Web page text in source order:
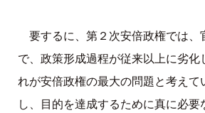
要するに、第２次安倍政権では、
で、政策形成過程が従来以上に劣化
れが安倍政権の最大の問題と考えて
し、目的を達成するために真に必要